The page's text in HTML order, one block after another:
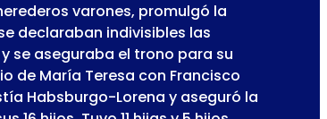
varones, promulgó la
declaraban indivisibles las
se aseguraba el trono para su
de María Teresa con Francisco
Habsburgo-Lorena y aseguró la